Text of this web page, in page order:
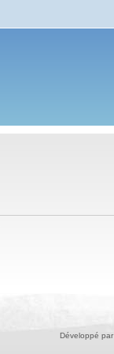
Développé par